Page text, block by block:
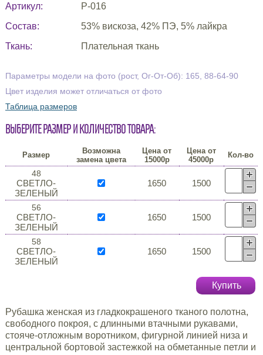
Артикул:
Р-016
Состав:
53% вискоза, 42% ПЭ, 5% лайкра
Ткань:
Плательная ткань
Параметры модели на фото (рост, Ог-От-Об): 165, 88-64-90
Цвет изделия может отличаться от фото
Таблица размеров
Выберите размер и количество товара:
Размер
Возможна
замена цвета
Цена от
15000р
Цена от
45000р
Кол-во
48
СВЕТЛО-
ЗЕЛЕНЫЙ
1650 1500
56
СВЕТЛО-
ЗЕЛЕНЫЙ
1650 1500
58
СВЕТЛО-
ЗЕЛЕНЫЙ
1650 1500
Купить
Рубашка женская из гладкокрашеного тканого полотна,
свободного покроя, с длинными втачными рукавами,
стояче-отложным воротником, фигурной линией низа и
центральной бортовой застежкой на обметанные петли и